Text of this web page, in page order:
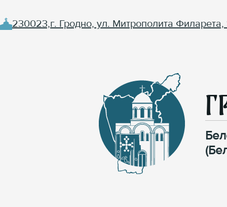
230023,г. Гродно, ул. Митрополита Филарета,